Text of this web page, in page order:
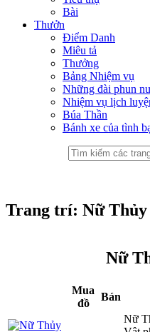
Bài
Thưởn
Điểm Danh
Miêu tả
Thưởng
Bảng Nhiệm vụ
Những đài phun
Nhiệm vụ lịch
Búa Thần
Bánh xe của tình
Trang trí: Nữ Thủy
Nữ
Mua
đồ
Bán
Nữ